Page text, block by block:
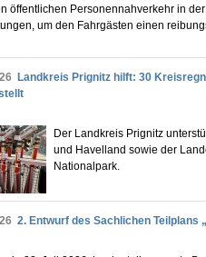
öffentlichen Personennahverkehr in
um den Fahrgästen einen
Landkreis Prignitz hilft: 30
Der Landkreis Prignitz
und Havelland sowie der
Nationalpark.
2. Entwurf des Sachlichen Teilplans